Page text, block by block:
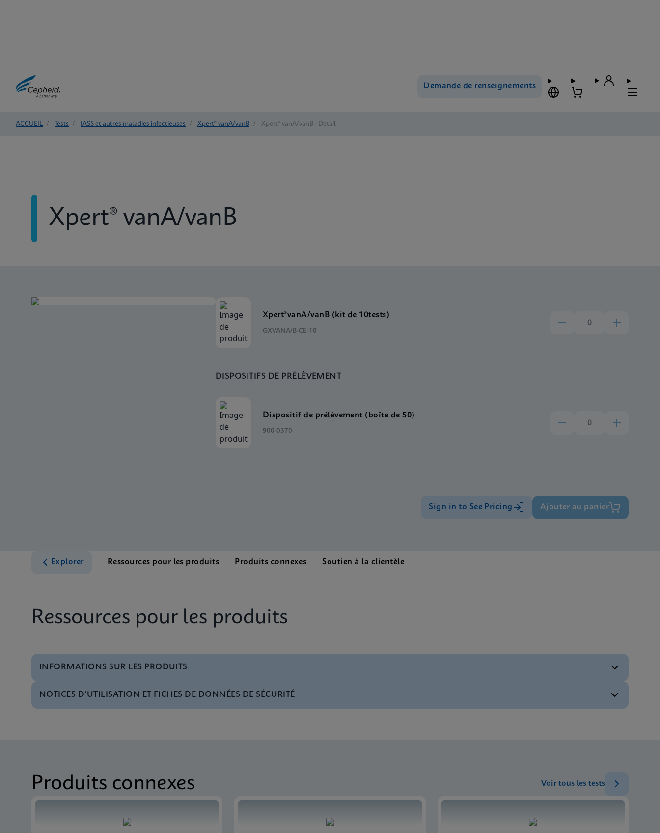
Demande de renseignements
ACCUEIL / Tests / IASS et autres maladies infectieuses / Xpert® vanA/vanB / Xpert® vanA/vanB - Detail
Xpert® vanA/vanB
Xpert®vanA/vanB (kit de 10tests)
GXVANA/B-CE-10
DISPOSITIFS DE PRÉLÈVEMENT
Dispositif de prélèvement (boîte de 50)
900-0370
Sign in to See Pricing Ajouter au panier
Explorer Ressources pour les produits Produits connexes Soutien à la clientèle
Ressources pour les produits
INFORMATIONS SUR LES PRODUITS
Menu de tests Test Menu CE-IVD (English) (GeneXpert System)
NOTICES D’UTILISATION ET FICHES DE DONNÉES DE SÉCURITÉ
Produits connexes Voir tous les tests